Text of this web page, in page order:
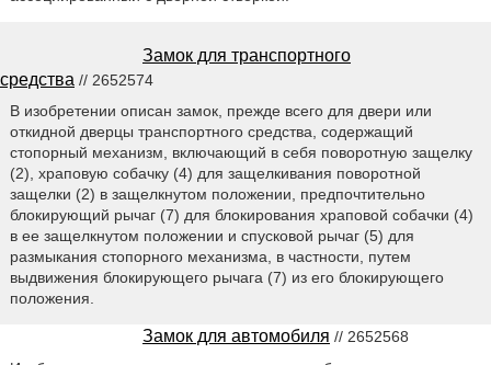
Замок для транспортного
средства // 2652574
В изобретении описан замок, прежде всего для двери или
откидной дверцы транспортного средства, содержащий
стопорный механизм, включающий в себя поворотную защелку
(2), храповую собачку (4) для защелкивания поворотной
защелки (2) в защелкнутом положении, предпочтительно
блокирующий рычаг (7) для блокирования храповой собачки (4)
в ее защелкнутом положении и спусковой рычаг (5) для
размыкания стопорного механизма, в частности, путем
выдвижения блокирующего рычага (7) из его блокирующего
положения.
Замок для автомобиля // 2652568